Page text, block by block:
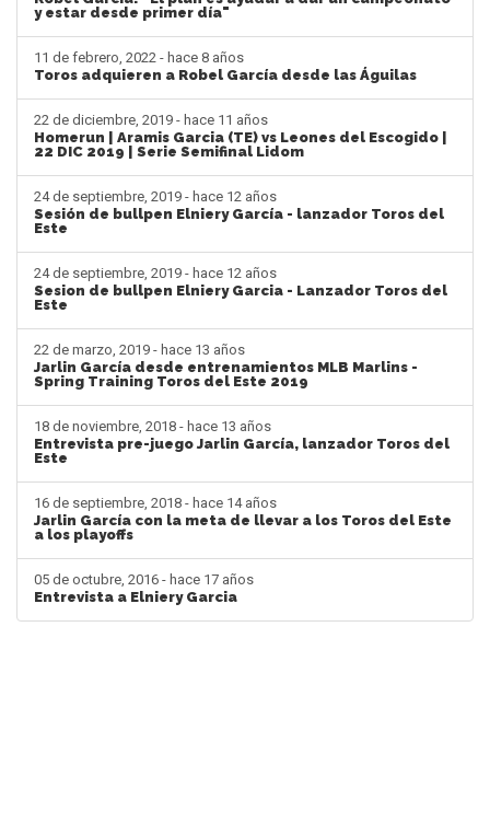
y estar desde primer día"
11 de febrero, 2022 - hace 8 años
Toros adquieren a Robel García desde las Águilas
22 de diciembre, 2019 - hace 11 años
Homerun | Aramis Garcia (TE) vs Leones del Escogido |
22 DIC 2019 | Serie Semifinal Lidom
24 de septiembre, 2019 - hace 12 años
Sesión de bullpen Elniery García - lanzador Toros del
Este
24 de septiembre, 2019 - hace 12 años
Sesion de bullpen Elniery Garcia - Lanzador Toros del
Este
22 de marzo, 2019 - hace 13 años
Jarlin García desde entrenamientos MLB Marlins -
Spring Training Toros del Este 2019
18 de noviembre, 2018 - hace 13 años
Entrevista pre-juego Jarlin García, lanzador Toros del
Este
16 de septiembre, 2018 - hace 14 años
Jarlin García con la meta de llevar a los Toros del Este
a los playoffs
05 de octubre, 2016 - hace 17 años
Entrevista a Elniery Garcia